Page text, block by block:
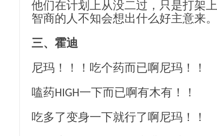
他们在计划上从没二过，只是打架
智商的人不知会想出什么好主意来
三、霍迪
尼玛！！！吃个药而已啊尼玛！！
嗑药HIGH一下而已啊有木有！！
吃多了变身一下就行了啊尼玛！！